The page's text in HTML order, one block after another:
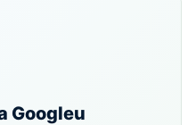
Googleu